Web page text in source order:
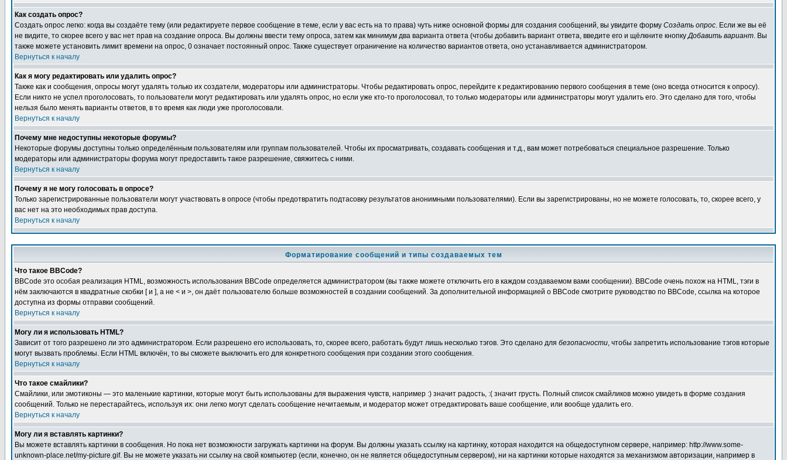
Как создать опрос?
Создать опрос легко: когда вы создаёте тему (или редактируете первое сообщение в теме, если у вас есть на то права) чуть ниже основной формы для создания сообщений, вы увидите форму Создать опрос. Если же вы её
не видите, то скорее всего у вас нет прав на создание опроса. Вы должны ввести тему опроса, затем как минимум два варианта ответа (чтобы добавить вариант ответа, введите его и щёлкните кнопкуДобавить вариант. Вы
также можете установить лимит времени на опрос, 0 означает постоянный опрос. Также существует ограничение на количество вариантов ответа, оно устанавливается администратором.
Вернуться к началу
Как я могу редактировать или удалить опрос?
Также как и сообщения, опросы могут удалять только их создатели, модераторы или администраторы. Чтобы редактировать опрос, перейдите к редактированию первого сообщения в теме (оно всегда относится к опросу).
Если никто не успел проголосовать, то пользователи могут редактировать или удалять опрос, но если уже кто-то проголосовал, то только модераторы или администраторы могут удалить его. Это сделано для того, чтобы
нельзя было менять варианты ответов, в то время как люди уже проголосовали.
Вернуться к началу
Почему мне недоступны некоторые форумы?
Некоторые форумы доступны только определённым пользователям или группам пользователей. Чтобы их просматривать, создавать сообщения и т.д., вам может потребоваться специальное разрешение. Только
модераторы или администраторы форума могут предоставить такое разрешение, свяжитесь с ними.
Вернуться к началу
Почему я не могу голосовать в опросе?
Только зарегистрированные пользователи могут участвовать в опросе (чтобы предотвратить подтасовку результатов анонимными пользователями). Если вы зарегистрированы, но не можете голосовать, то, скорее всего, у
вас нет на это необходимых прав доступа.
Вернуться к началу
Форматирование сообщений и типы создаваемых тем
Что такое BBCode?
BBCode это особая реализация HTML, возможность использования BBCode определяется администратором (вы также можете отключить его в каждом создаваемом вами сообщении). BBCode очень похож на HTML, тэги в
нём заключаются в квадратные скобки [ и ], а не < и >, он даёт пользователю больше возможностей в создании сообщений. За дополнительной информацией о BBCode смотрите руководство по BBCode, ссылка на которое
доступна из формы отправки сообщений.
Вернуться к началу
Могу ли я использовать HTML?
Зависит от того разрешено ли это администратором. Если разрешено его использовать, то, скорее всего, работать будут лишь несколько тэгов. Это сделано для безопасности, чтобы запретить использование тэгов которые
могут вызвать проблемы. Если HTML включён, то вы сможете выключить его для конкретного сообщения при создании этого сообщения.
Вернуться к началу
Что такое смайлики?
Смайлики, или эмотиконы — это маленькие картинки, которые могут быть использованы для выражения чувств, например :) значит радость, :( значит грусть. Полный список смайликов можно увидеть в форме создания
сообщений. Только не перестарайтесь, используя их: они легко могут сделать сообщение нечитаемым, и модератор может отредактировать ваше сообщение, или вообще удалить его.
Вернуться к началу
Могу ли я вставлять картинки?
Вы можете вставлять картинки в сообщения. Но пока нет возможности загружать картинки на форум. Вы должны указать ссылку на картинку, которая находится на общедоступном сервере, например: http://www.some-
unknown-place.net/my-picture.gif. Вы не можете указать ни ссылку на свой компьютер (если, конечно, он не является общедоступным сервером), ни на картинки которые находятся за механизмом авторизации, например в